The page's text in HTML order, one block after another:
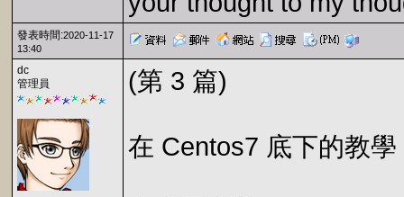
發表時間:2020-11-17
13:40
dc
管理員
(第 3 篇)
在 Centos7 底下的教學